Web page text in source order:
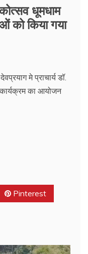
धूमधाम
को किया गया
मे प्राचार्य डॉ.
कार्यक्रम का आयोजन
Pinterest